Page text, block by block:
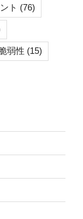
ト (76)
弱性 (15)